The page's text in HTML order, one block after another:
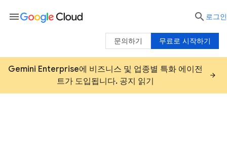
Gemini Enterprise에 비즈니스 및 업종별 특화 에이전
트가 도입됩니다. 공지 읽기
menu  로그인
무료로 시작하기
문의하기